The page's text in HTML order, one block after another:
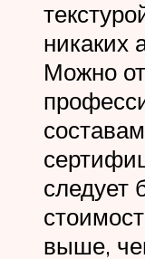
никаких
Можно
следует
выше,